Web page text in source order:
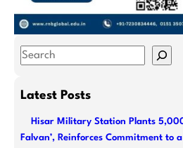
S
aLatest Posts
Hisar Military Station Plants
Falvan’, Reinforces Commitment to